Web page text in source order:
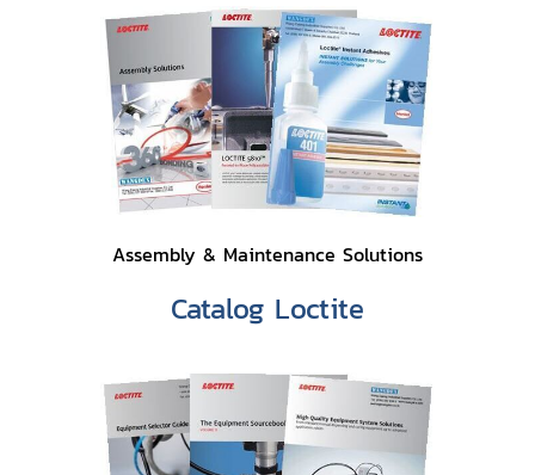
Assembly & Maintenance Solutions
Catalog Loctite